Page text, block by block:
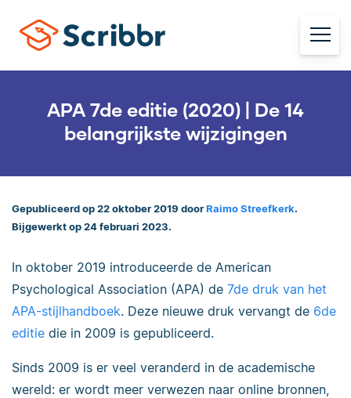
APA 7de editie (2020) | De 14
belangrijkste wijzigingen
Gepubliceerd op 22 oktober 2019 door Raimo Streefkerk.
Bijgewerkt op 24 februari 2023.
In oktober 2019 introduceerde de American
Psychological Association (APA) de 7de druk van het
APA-stijlhandboek. Deze nieuwe druk vervangt de 6de
editie die in 2009 is gepubliceerd.
Sinds 2009 is er veel veranderd in de academische
wereld: er wordt meer verwezen naar online bronnen,